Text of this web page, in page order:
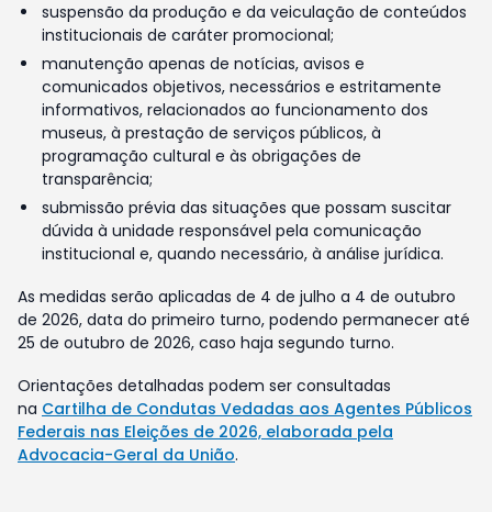
suspensão da produção e da veiculação de conteúdos
institucionais de caráter promocional;
manutenção apenas de notícias, avisos e
comunicados objetivos, necessários e estritamente
informativos, relacionados ao funcionamento dos
museus, à prestação de serviços públicos, à
programação cultural e às obrigações de
transparência;
submissão prévia das situações que possam suscitar
dúvida à unidade responsável pela comunicação
institucional e, quando necessário, à análise jurídica.
As medidas serão aplicadas de 4 de julho a 4 de outubro
de 2026, data do primeiro turno, podendo permanecer até
25 de outubro de 2026, caso haja segundo turno.
Orientações detalhadas podem ser consultadas
na Cartilha de Condutas Vedadas aos Agentes Públicos
Federais nas Eleições de 2026, elaborada pela
Advocacia-Geral da União.